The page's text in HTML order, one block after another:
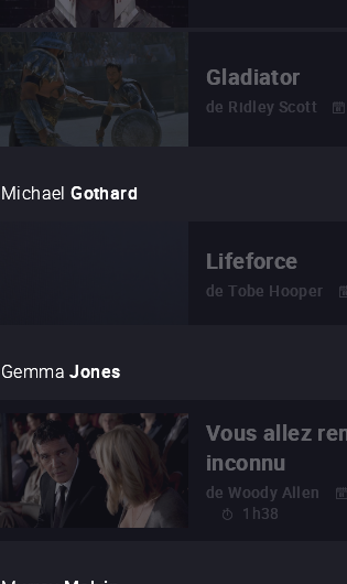
Gladiator
de Ridley Scott
Michael Gothard
Lifeforce
de Tobe Hooper
Gemma Jones
Vous allez
inconnu
de Woody Allen
1h38